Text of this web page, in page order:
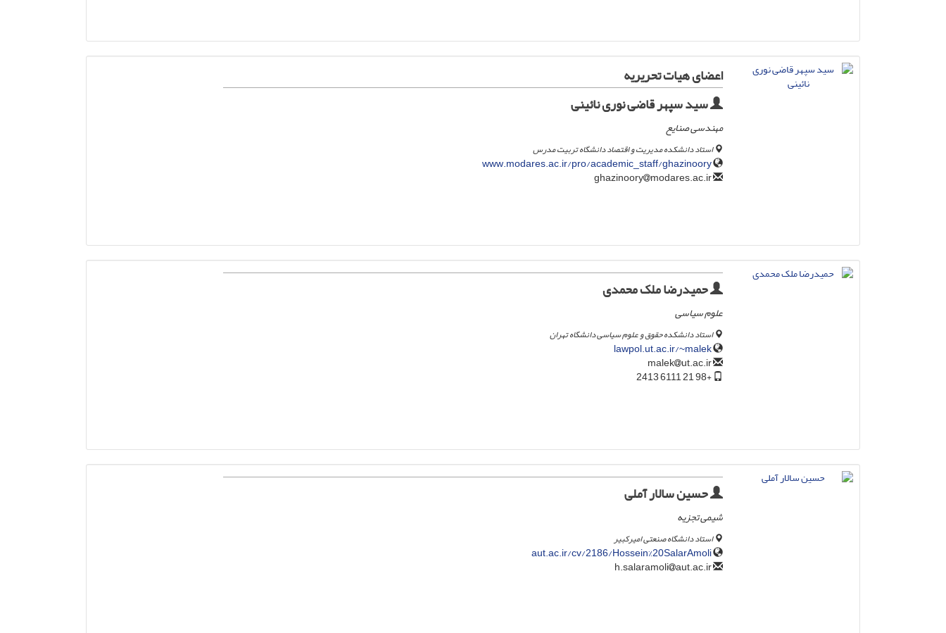
اعضای هیات تحریریه
سید سپهر قاضی نوری نائینی
مهندسی صنایع
استاد دانشکده مدیریت و اقتصاد دانشگاه تربیت مدرس
www.modares.ac.ir/pro/academic_staff/ghazinoory
modares.ac.ir
حمیدرضا ملک محمدی
علوم سیاسی
استاد دانشکده حقوق و علوم سیاسی دانشگاه تهران
lawpol.ut.ac.ir/~malek
ut.ac.ir
+98 21 6111 2413
حسین سالار آملی
شیمی تجزیه
استاد دانشگاه صنعتی امیرکبیر
aut.ac.ir/cv/2186/Hossein%20SalarAmoli
aut.ac.ir